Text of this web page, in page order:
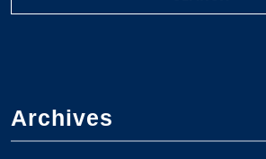
Archives